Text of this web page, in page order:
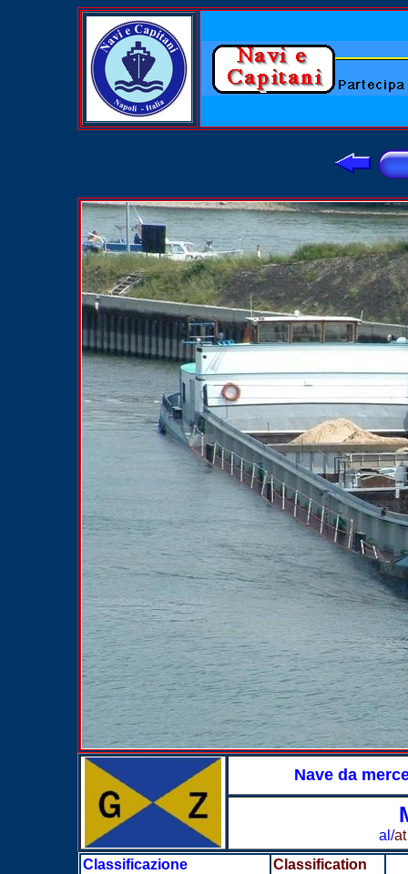
Nave da
al/
Classificazione
Classification